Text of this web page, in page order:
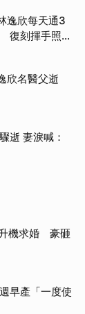
逸欣每天通3
復刻揮手照全
欣名醫父逝
逝 妻淚喊：
機求婚 豪砸
早產「一度使